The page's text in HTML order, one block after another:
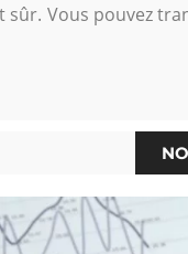
sûr. Vous pouvez